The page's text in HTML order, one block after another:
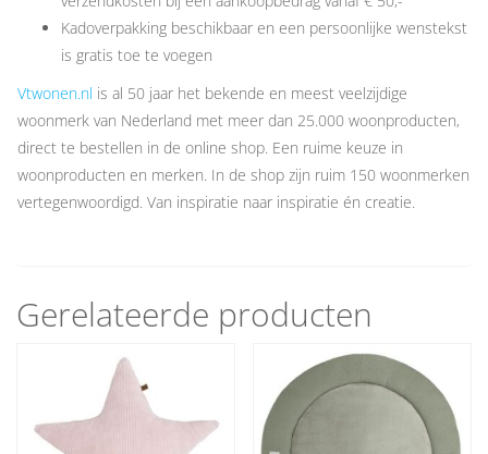
Kadoverpakking beschikbaar en een persoonlijke wenstekst
is gratis toe te voegen
Vtwonen.nl is al 50 jaar het bekende en meest veelzijdige
woonmerk van Nederland met meer dan 25.000 woonproducten,
direct te bestellen in de online shop. Een ruime keuze in
woonproducten en merken. In de shop zijn ruim 150 woonmerken
vertegenwoordigd. Van inspiratie naar inspiratie én creatie.
Gerelateerde producten